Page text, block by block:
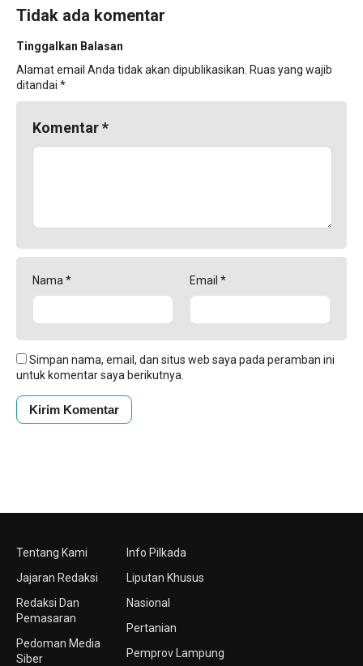
Tidak ada komentar
Tinggalkan Balasan
Alamat email Anda tidak akan dipublikasikan. Ruas yang wajib
ditandai *
Komentar*
Nama * Email *
Simpan nama, email, dan situs web saya pada peramban ini
untuk komentar saya berikutnya.
Tentang Kami
Jajaran Redaksi
Redaksi Dan
Pemasaran
Pedoman Media
Siber
Info Pilkada
Liputan Khusus
Nasional
Pertanian
Pemprov Lampung